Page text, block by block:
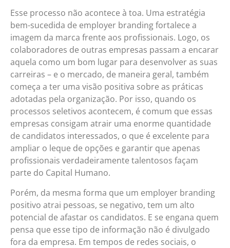
Esse processo não acontece à toa. Uma estratégia
bem-sucedida de employer branding fortalece a
imagem da marca frente aos profissionais. Logo, os
colaboradores de outras empresas passam a encarar
aquela como um bom lugar para desenvolver as suas
carreiras – e o mercado, de maneira geral, também
começa a ter uma visão positiva sobre as práticas
adotadas pela organização. Por isso, quando os
processos seletivos acontecem, é comum que essas
empresas consigam atrair uma enorme quantidade
de candidatos interessados, o que é excelente para
ampliar o leque de opções e garantir que apenas
profissionais verdadeiramente talentosos façam
parte do Capital Humano.
Porém, da mesma forma que um employer branding
positivo atrai pessoas, se negativo, tem um alto
potencial de afastar os candidatos. E se engana quem
pensa que esse tipo de informação não é divulgado
fora da empresa. Em tempos de redes sociais, o